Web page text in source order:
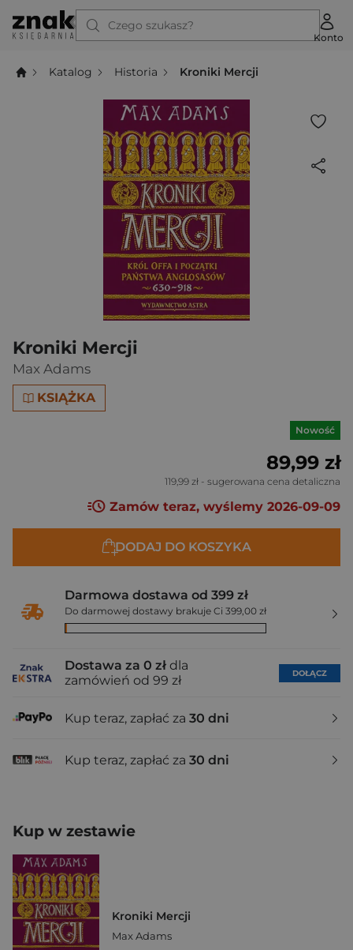
Czego szukasz?
Konto
Katalog Historia Kroniki Mercji
Kroniki Mercji
Max Adams
KSIĄŻKA
Nowość
89,99 zł
119,99 zł - sugerowana cena detaliczna
Zamów teraz, wyślemy 2026-09-09
DODAJ DO KOSZYKA
Darmowa dostawa od 399 zł
Do darmowej dostawy brakuje Ci 399,00 zł
Dostawa za 0 zł dla
zamówień od 99 zł
DOŁĄCZ
Kup teraz, zapłać za 30 dni
Kup teraz, zapłać za 30 dni
Kup w zestawie
Kroniki Mercji
Max Adams